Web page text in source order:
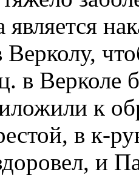
является
Верколу,
в Верколе
к
в к-
и